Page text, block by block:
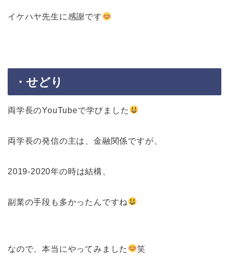
イケハヤ先生に感謝です
・せどり
両学長のYouTubeで学びました
両学長の発信の主は、金融関係ですが、
2019-2020年の時は結構、
副業の手段も多かったんですね
なので、本当にやってみました 笑